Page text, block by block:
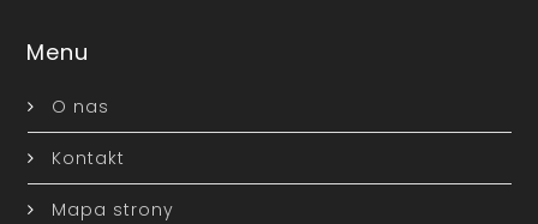
Menu
O nas
Kontakt
Mapa strony